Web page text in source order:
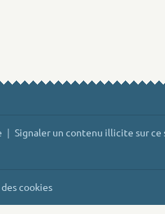
Signaler un contenu illicite sur ce
cookies